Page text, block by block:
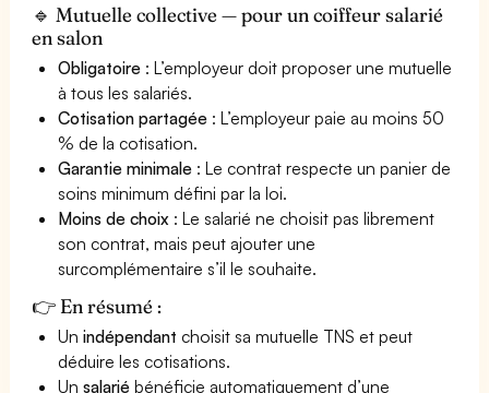
🔹 Mutuelle collective — pour un coiffeur salarié
en salon
Obligatoire : L’employeur doit proposer une mutuelle
à tous les salariés.
Cotisation partagée : L’employeur paie au moins 50
% de la cotisation.
Garantie minimale : Le contrat respecte un panier de
soins minimum défini par la loi.
Moins de choix : Le salarié ne choisit pas librement
son contrat, mais peut ajouter une
surcomplémentaire s’il le souhaite.
👉 En résumé :
Unindépendant choisit sa mutuelle TNS et peut
déduire les cotisations.
Unsalarié bénéficie automatiquement d’une